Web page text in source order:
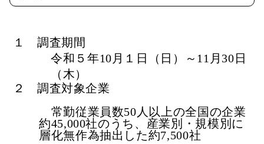
１ 調査期間
令和５年10月１日（日）～11月30日
（木）
２ 調査対象企業
常勤従業員数50人以上の全国の企業
約45,000社のうち、産業別・規模別に
層化無作為抽出した約7,500社